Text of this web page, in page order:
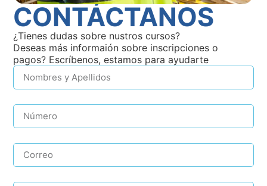
CONTÁCTANOS
¿Tienes dudas sobre nustros cursos?
Deseas más informaión sobre inscripciones o
pagos? Escríbenos, estamos para ayudarte